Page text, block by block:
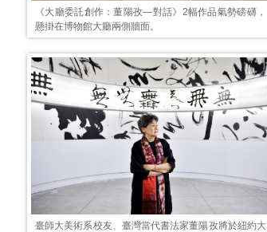
《大廳委託創作：董陽孜—對話》2幅作品氣勢磅礴，
懸掛在博物館大廳兩側牆面。
臺師大美術系校友、臺灣當代書法家董陽孜將於紐約大